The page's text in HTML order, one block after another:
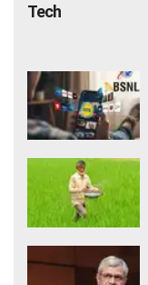
Tech